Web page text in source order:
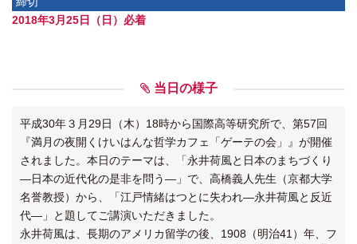
2018年3月25日（日）必着
当日の様子
平成30年３月29日（木）18時から国際高等研究所で、第57回
『満月の夜開くけいはんな哲学カフェ「ゲーテの会」』が開催
されました。本日のテーマは、「永井荷風と日本のまちづくり
―日本の近代化の是非を問う―」で、高橋義人先生（京都大学
名誉教授）から、「江戸情緒はつとに失われ―永井荷風と反近
代―」と題してご講演いただきました。
永井荷風は、長期のアメリカ留学の後、1908（明治41）年、フ